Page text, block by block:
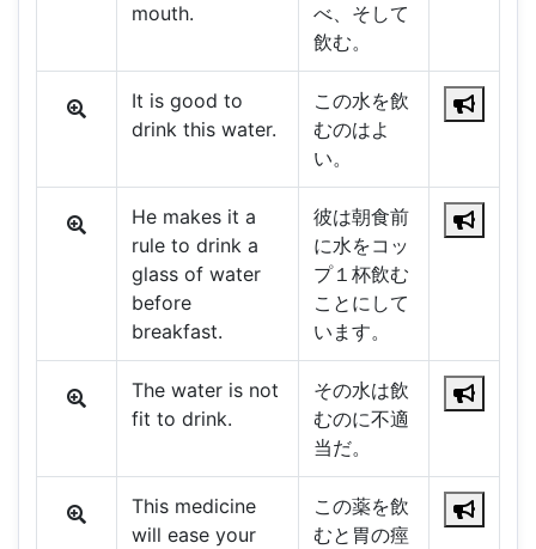
mouth.
べ、そして
飲む。
It is good to
drink this water.
この水を飲
むのはよ
い。
He makes it a
rule to drink a
glass of water
before
breakfast.
彼は朝食前
に水をコッ
プ１杯飲む
ことにして
います。
The water is not
fit to drink.
その水は飲
むのに不適
当だ。
This medicine
will ease your
この薬を飲
むと胃の痙